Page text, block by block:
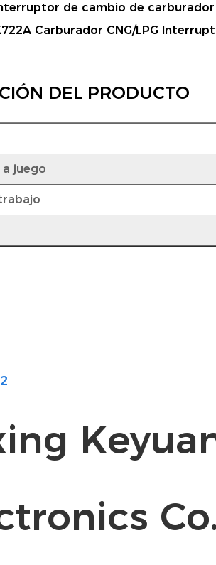
de cambio de carburador
Carburador CNG/LPG
DEL PRODUCTO
juego